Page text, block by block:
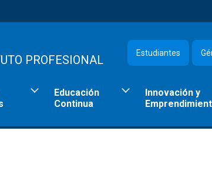
Estudiantes
PROFESIONAL
Educación
Continua
Innovación y